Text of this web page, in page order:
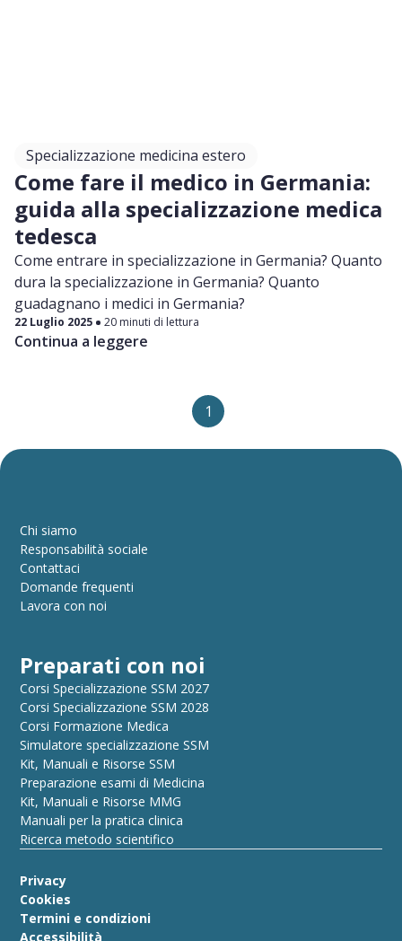
Specializzazione medicina estero
Come fare il medico in Germania:
guida alla specializzazione medica
tedesca
Come entrare in specializzazione in Germania? Quanto
dura la specializzazione in Germania? Quanto
guadagnano i medici in Germania?
22 Luglio 2025 20 minuti di lettura
Continua a leggere
1
Chi siamo
Responsabilità sociale
Contattaci
Domande frequenti
Lavora con noi
Preparati con noi
Corsi Specializzazione SSM 2027
Corsi Specializzazione SSM 2028
Corsi Formazione Medica
Simulatore specializzazione SSM
Kit, Manuali e Risorse SSM
Preparazione esami di Medicina
Kit, Manuali e Risorse MMG
Manuali per la pratica clinica
Ricerca metodo scientifico
Privacy
Cookies
Termini e condizioni
Accessibilità